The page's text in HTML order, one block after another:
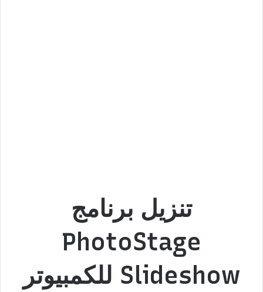
تنزيل برنامج
PhotoStage
Slideshow للكمبيوتر